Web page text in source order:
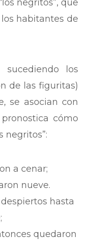
negritos”, que
habitantes de
los
de las figuritas)
se asocian con
cómo
negritos”:
a cenar;
nueve.
hasta
quedaron